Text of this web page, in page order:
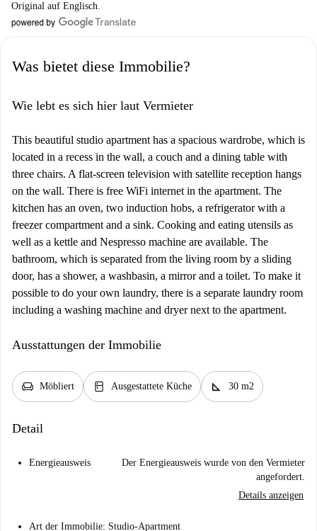
Original auf Englisch.
Was bietet diese Immobilie?
Wie lebt es sich hier laut Vermieter
This beautiful studio apartment has a spacious wardrobe, which is
located in a recess in the wall, a couch and a dining table with
three chairs. A flat-screen television with satellite reception hangs
on the wall. There is free WiFi internet in the apartment. The
kitchen has an oven, two induction hobs, a refrigerator with a
freezer compartment and a sink. Cooking and eating utensils as
well as a kettle and Nespresso machine are available. The
bathroom, which is separated from the living room by a sliding
door, has a shower, a washbasin, a mirror and a toilet. To make it
possible to do your own laundry, there is a separate laundry room
including a washing machine and dryer next to the apartment.
Ausstattungen der Immobilie
chair Möbliert kitchen Ausgestattete Küche square_foot 30 m2
Detail
Energieausweis
Der Energieausweis wurde von den Vermieter
angefordert.
Details anzeigen
Art der Immobilie: Studio-Apartment